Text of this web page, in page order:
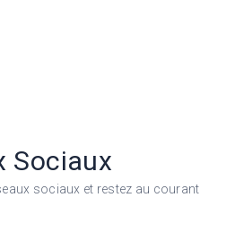
Sociaux
sociaux et restez au courant